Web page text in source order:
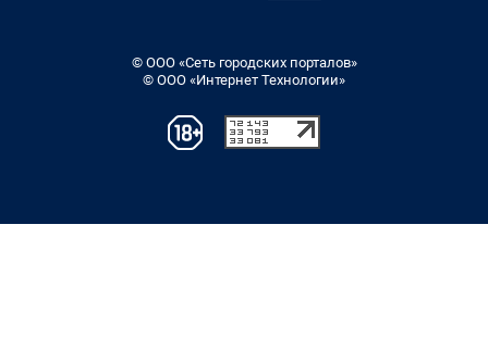
© ООО «Сеть городских порталов»
© ООО «Интернет Технологии»